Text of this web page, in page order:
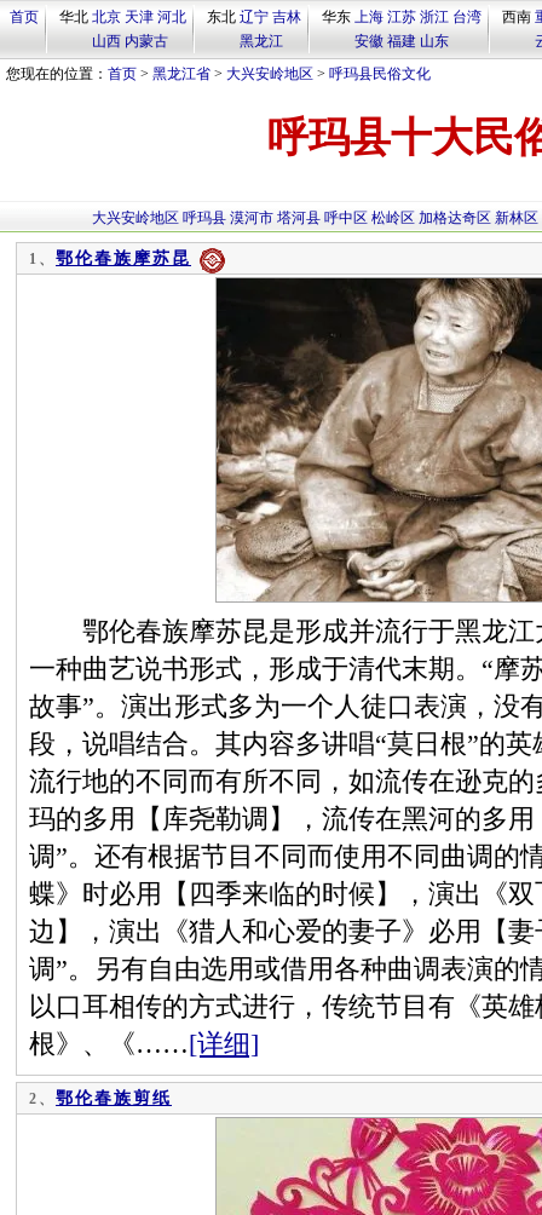
首页 华北 北京 天津 河北
山西 内蒙古
东北 辽宁 吉林
黑龙江
华东 上海 江苏 浙江 台湾
安徽 福建 山东
西南
您现在的位置： 首页 > 黑龙江省 > 大兴安岭地区 > 呼玛县民俗文化
呼玛县十大民
大兴安岭地区 呼玛县 漠河市 塔河县 呼中区 松岭区 加格达奇区 新林区
1、 鄂伦春族摩苏昆
鄂伦春族摩苏昆是形成并流行于黑龙江
一种曲艺说书形式，形成于清代末期。“摩
故事”。演出形式多为一个人徒口表演，没
段，说唱结合。其内容多讲唱“莫日根”的
流行地的不同而有所不同，如流传在逊克
玛的多用【库尧勒调】，流传在黑河的多
调”。还有根据节目不同而使用不同曲调的
蝶》时必用【四季来临的时候】，演出《
边】，演出《猎人和心爱的妻子》必用【
调”。另有自由选用或借用各种曲调表演的
以口耳相传的方式进行，传统节目有《英
根》、《……[详细]
2、 鄂伦春族剪纸